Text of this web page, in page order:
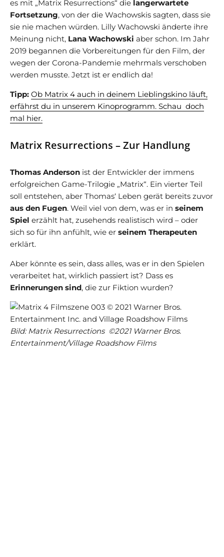
es mit „Matrix Resurrections“ die langerwartete
Fortsetzung, von der die Wachowskis sagten, dass sie
sie nie machen würden. Lilly Wachowski änderte ihre
Meinung nicht, Lana Wachowski aber schon. Im Jahr
2019 begannen die Vorbereitungen für den Film, der
wegen der Corona-Pandemie mehrmals verschoben
werden musste. Jetzt ist er endlich da!
Tipp: Ob Matrix 4 auch in deinem Lieblingskino läuft,
erfährst du in unserem Kinoprogramm. Schau doch
mal hier.
Matrix Resurrections – Zur Handlung
Thomas Anderson ist der Entwickler der immens
erfolgreichen Game-Trilogie „Matrix“. Ein vierter Teil
soll entstehen, aber Thomas‘ Leben gerät bereits zuvor
aus den Fugen. Weil viel von dem, was er in seinem
Spiel erzählt hat, zusehends realistisch wird – oder
sich so für ihn anfühlt, wie er seinem Therapeuten
erklärt.
Aber könnte es sein, dass alles, was er in den Spielen
verarbeitet hat, wirklich passiert ist? Dass es
Erinnerungen sind, die zur Fiktion wurden?
Bild: Matrix Resurrections ©2021 Warner Bros.
Entertainment/Village Roadshow Films